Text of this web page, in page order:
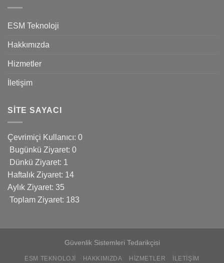
ESM Teknoloji
Hakkımızda
Hizmetler
İletişim
SITE SAYACI
Çevrimiçi Kullanıcı: 0
Bugünkü Ziyaret: 0
Dünkü Ziyaret: 1
Haftalık Ziyaret: 14
Aylık Ziyaret: 35
Toplam Ziyaret: 183
Güvenlik Sistemleri Tedarikçisi
ESM TEKNOLOJI HAKKIMIZDA HIZMETLER İLETIŞIM